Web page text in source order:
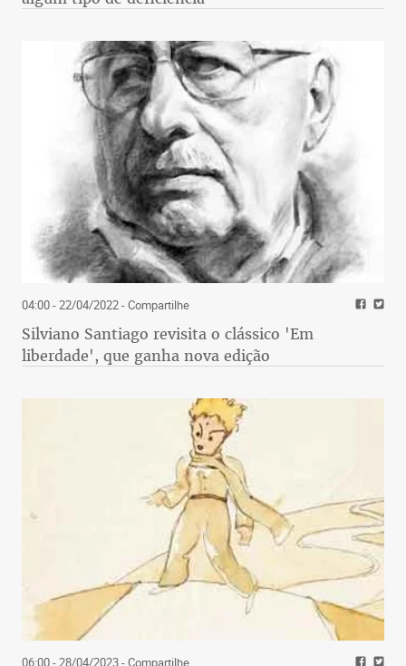
04:00 - 22/04/2022- Compartilhe
Silviano Santiago revisita o clássico 'Em
liberdade', que ganha nova edição
06:00 - 28/04/2023- Compartilhe